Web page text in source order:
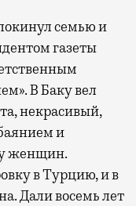
семью и
газеты
В Баку вел
некрасивый,
и
женщин.
в Турцию, и в
Дали восемь лет